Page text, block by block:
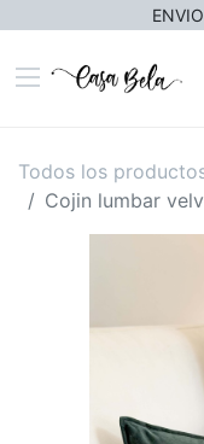
Todos los
Cojin lumbar